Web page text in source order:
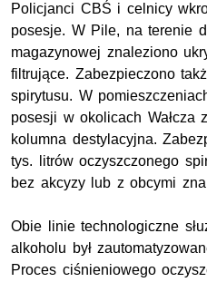
Policjanci CBŚ i celnicy
posesje. W Pile, na terenie
magazynowej znaleziono
filtrujące. Zabezpieczono
spirytusu. W
posesji w okolicach Wałcza
kolumna destylacyjna.
tys. litrów oczyszczonego
bez akcyzy lub z obcymi
Obie linie technologiczne
alkoholu był
Proces ciśnieniowego